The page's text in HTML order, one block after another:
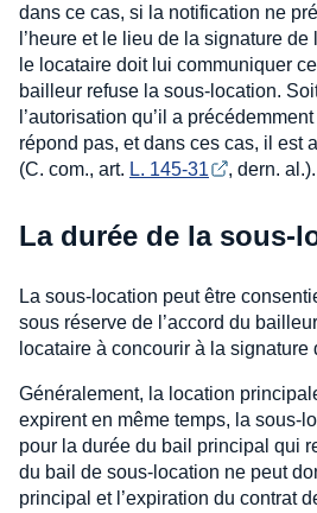
dans ce cas, si la notification ne
l’heure et le lieu de la signature de
le locataire doit lui communiquer
bailleur refuse la sous-location.
l’autorisation qu’il a
répond pas, et dans ces cas, il est
(C. com., art. L. 145-31 , dern. al.).
La durée de la sous-
La sous-location peut être
sous réserve de l’accord du
locataire à concourir à la signature
Généralement, la location
expirent en même temps, la sous-
pour la durée du bail principal qui
du bail de sous-location ne peut
principal et l’expiration du contrat